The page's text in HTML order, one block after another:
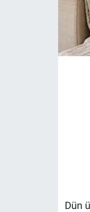
Dün